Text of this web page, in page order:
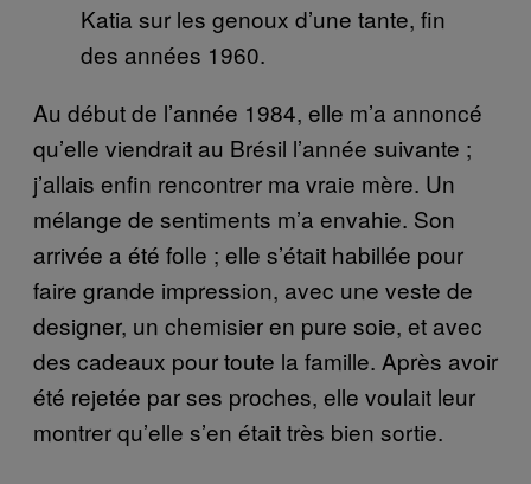
Katia sur les genoux d’une tante, fin
des années 1960.
Au début de l’année 1984, elle m’a annoncé
qu’elle viendrait au Brésil l’année suivante ;
j’allais enfin rencontrer ma vraie mère. Un
mélange de sentiments m’a envahie. Son
arrivée a été folle ; elle s’était habillée pour
faire grande impression, avec une veste de
designer, un chemisier en pure soie, et avec
des cadeaux pour toute la famille. Après avoir
été rejetée par ses proches, elle voulait leur
montrer qu’elle s’en était très bien sortie.